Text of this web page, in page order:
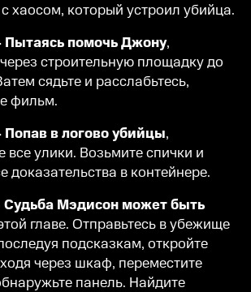
хаосом, который устроил убийца.
Пытаясь помочь Джону,
строительную площадку до
сядьте и расслабьтесь,
фильм.
Попав в логово убийцы,
все улики. Возьмите спички и
доказательства в контейнере.
Судьба Мэдисон может быть
главе. Отправьтесь в убежище
подсказкам, откройте
через шкаф, переместите
панель. Найдите